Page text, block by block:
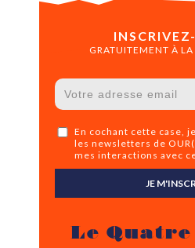
GRATUITEMENT À LA
En cochant cette case,
les newsletters de
mes interactions avec
JE
Le Quatre